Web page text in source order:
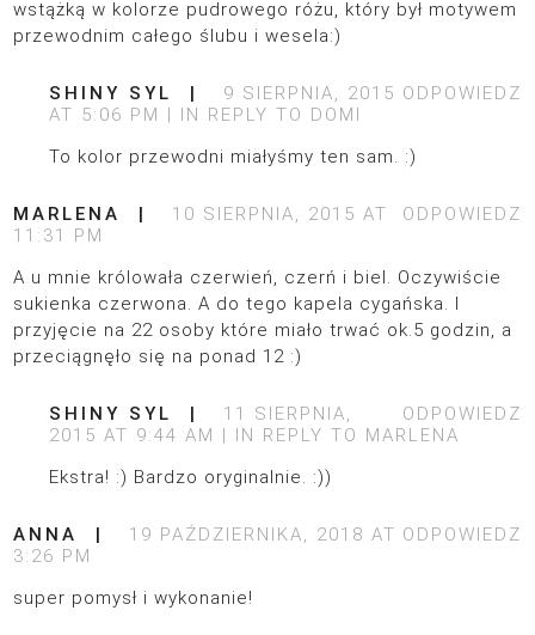
wstążką w kolorze pudrowego różu, który był motywem
przewodnim całego ślubu i wesela:)
ODPOWIEDZ
SHINY SYL
9 SIERPNIA, 2015
AT 5:06 PM
IN REPLY TO DOMI
To kolor przewodni miałyśmy ten sam. :)
ODPOWIEDZ
MARLENA
10 SIERPNIA, 2015 AT
11:31 PM
A u mnie królowała czerwień, czerń i biel. Oczywiście
sukienka czerwona. A do tego kapela cygańska. I
przyjęcie na 22 osoby które miało trwać ok.5 godzin, a
przeciągnęło się na ponad 12 :)
ODPOWIEDZ
SHINY SYL
11 SIERPNIA,
2015 AT 9:44 AM
IN REPLY TO MARLENA
Ekstra! :) Bardzo oryginalnie. :))
ODPOWIEDZ
ANNA
19 PAŹDZIERNIKA, 2018 AT
3:26 PM
super pomysł i wykonanie!